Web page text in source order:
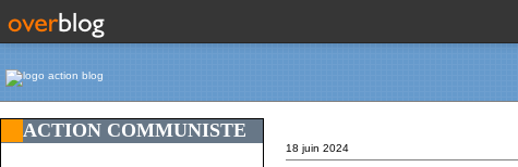
ACTION COMMUNISTE
18 juin 2024